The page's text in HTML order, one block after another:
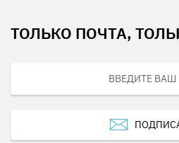
ТОЛЬКО ПОЧТА,